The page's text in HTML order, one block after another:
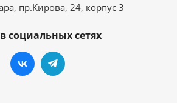
пр.Кирова, 24, корпус 3
социальных сетях